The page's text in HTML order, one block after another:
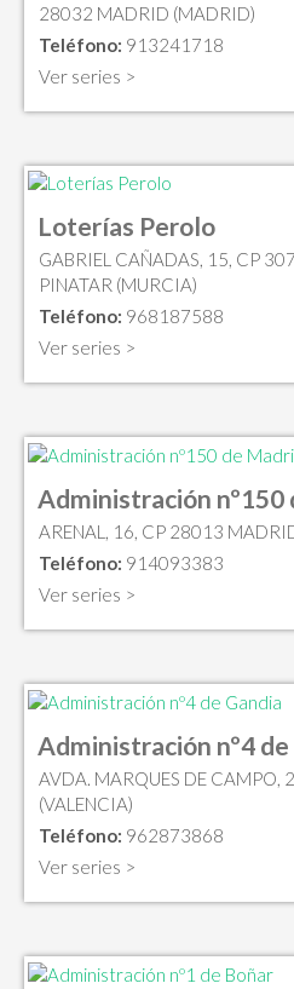
28032 MADRID (MADRID)
Teléfono: 913241718
Ver series >
Loterías Perolo
GABRIEL CAÑADAS, 15, CP
PINATAR (MURCIA)
Teléfono: 968187588
Ver series >
Administración nº150
ARENAL, 16, CP 28013
Teléfono: 914093383
Ver series >
Administración nº4 de
AVDA. MARQUES DE CAMPO,
(VALENCIA)
Teléfono: 962873868
Ver series >